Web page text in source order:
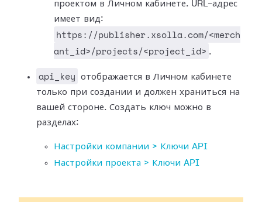
проектом в Личном кабинете. URL-адрес
имеет вид:
https://publisher.xsolla.com/<merch
ant_id>/projects/<project_id> .
api_key
отображается в Личном кабинете
только при создании и должен храниться на
вашей стороне. Создать ключ можно в
разделах:
Настройки компании > Ключи API
Настройки проекта > Ключи API